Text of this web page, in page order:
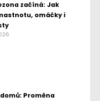
začíná: Jak
omáčky i
Proměna